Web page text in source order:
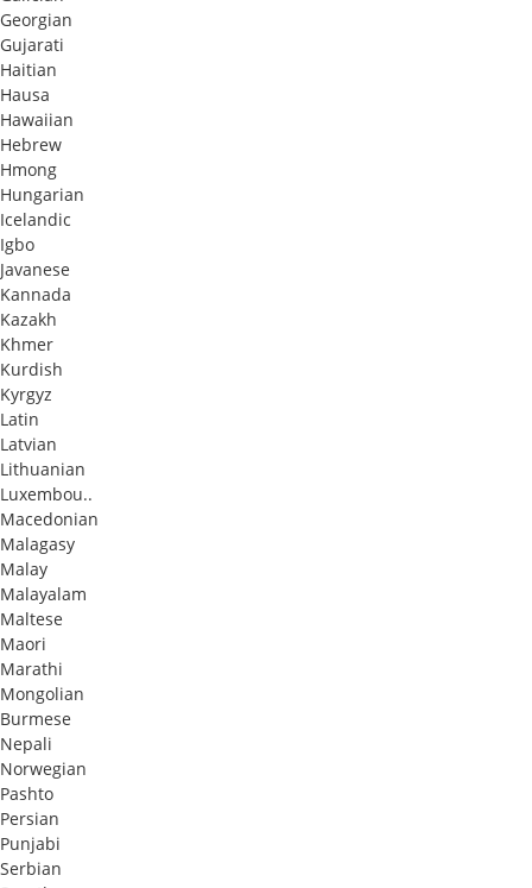
Georgian
Gujarati
Haitian
Hausa
Hawaiian
Hebrew
Hmong
Hungarian
Icelandic
Igbo
Javanese
Kannada
Kazakh
Khmer
Kurdish
Kyrgyz
Latin
Latvian
Lithuanian
Luxembou..
Macedonian
Malagasy
Malay
Malayalam
Maltese
Maori
Marathi
Mongolian
Burmese
Nepali
Norwegian
Pashto
Persian
Punjabi
Serbian